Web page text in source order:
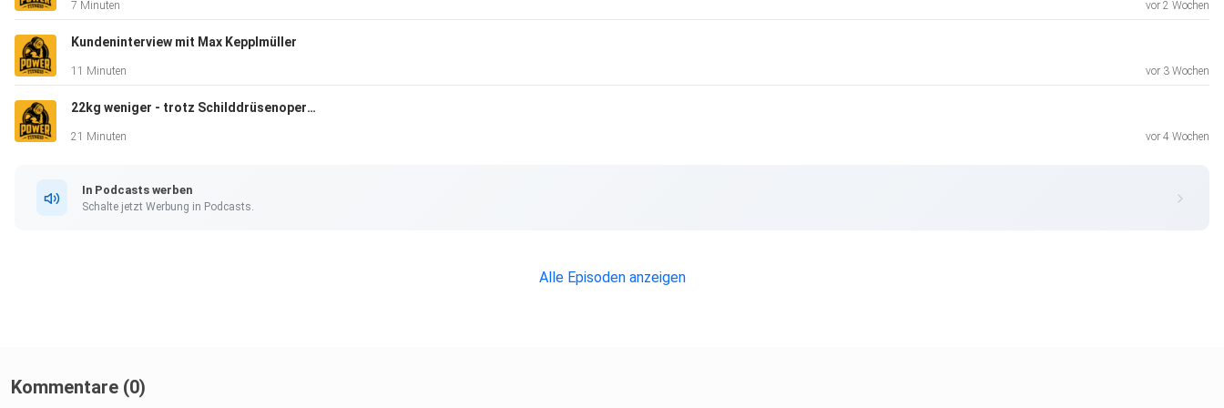
7 Minuten vor 2 Wochen
Kundeninterview mit Max Kepplmüller
11 Minuten vor 3 Wochen
22kg weniger - trotz Schilddrüsenoperation (mit nur 2h pro Woche)
21 Minuten vor 4 Wochen
In Podcasts werben
Schalte jetzt Werbung in Podcasts.
Alle Episoden anzeigen
Kommentare (0)